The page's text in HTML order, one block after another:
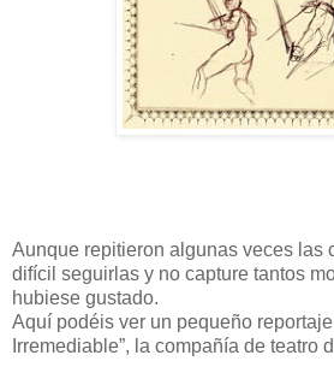
Aunque repitieron algunas veces las
difícil seguirlas y no capture tantos
hubiese gustado.
Aquí podéis ver un pequeño reportaje
Irremediable”, la compañía de teatro